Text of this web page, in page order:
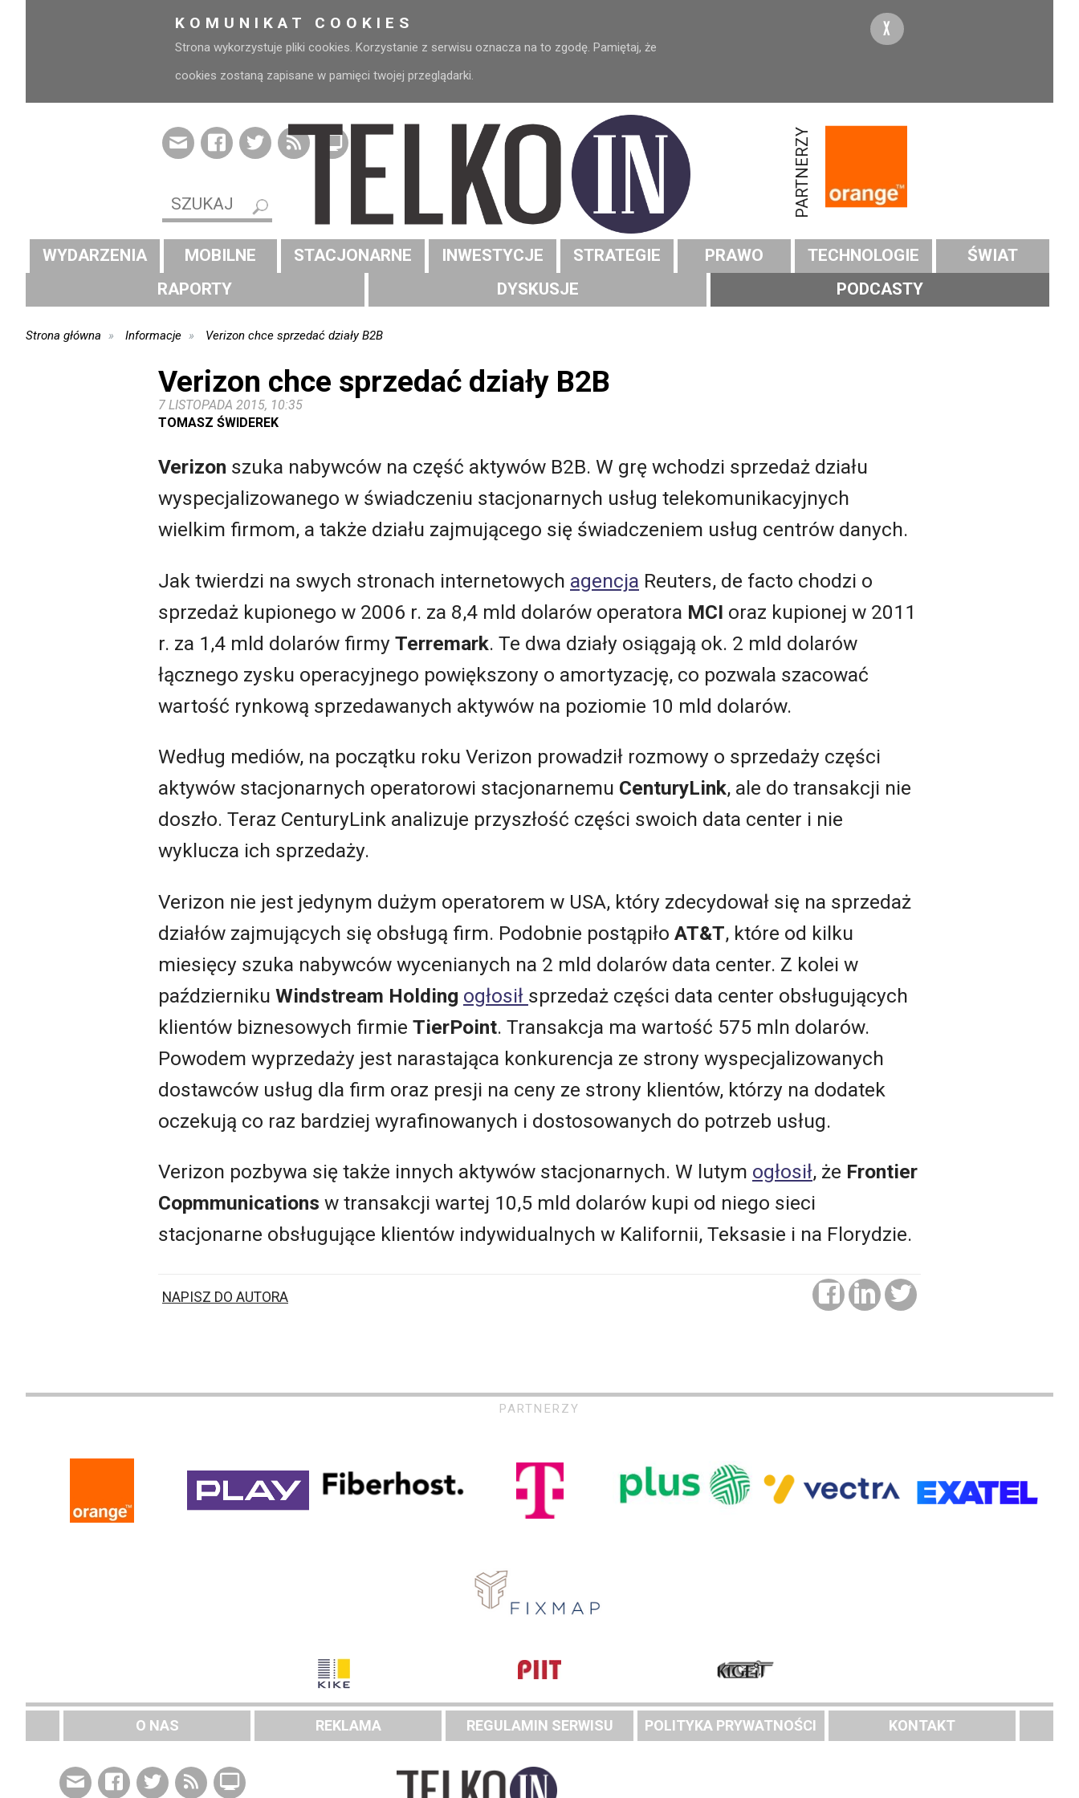
KOMUNIKAT COOKIES
Strona wykorzystuje pliki cookies. Korzystanie z serwisu oznacza na to zgodę. Pamiętaj, że
cookies zostaną zapisane w pamięci twojej przeglądarki.
X
PARTNERZY
WYDARZENIA MOBILNE STACJONARNE INWESTYCJE STRATEGIE PRAWO TECHNOLOGIE
ŚWIAT
RAPORTY
DYSKUSJE PODCASTY
Strona główna Informacje Verizon chce sprzedać działy B2B
Verizon chce sprzedać działy B2B
7 LISTOPADA 2015, 10:35
TOMASZ ŚWIDEREK
Verizon szuka nabywców na część aktywów B2B. W grę wchodzi sprzedaż działu
wyspecjalizowanego w świadczeniu stacjonarnych usług telekomunikacyjnych
wielkim firmom, a także działu zajmującego się świadczeniem usług centrów danych.
Jak twierdzi na swych stronach internetowych agencja Reuters, de facto chodzi o
sprzedaż kupionego w 2006 r. za 8,4 mld dolarów operatora MCI oraz kupionej w 2011
r. za 1,4 mld dolarów firmy Terremark. Te dwa działy osiągają ok. 2 mld dolarów
łącznego zysku operacyjnego powiększony o amortyzację, co pozwala szacować
wartość rynkową sprzedawanych aktywów na poziomie 10 mld dolarów.
Według mediów, na początku roku Verizon prowadził rozmowy o sprzedaży części
aktywów stacjonarnych operatorowi stacjonarnemu CenturyLink, ale do transakcji nie
doszło. Teraz CenturyLink analizuje przyszłość części swoich data center i nie
wyklucza ich sprzedaży.
Verizon nie jest jedynym dużym operatorem w USA, który zdecydował się na sprzedaż
działów zajmujących się obsługą firm. Podobnie postąpiło AT&T, które od kilku
miesięcy szuka nabywców wycenianych na 2 mld dolarów data center. Z kolei w
październiku Windstream Holding ogłosił sprzedaż części data center obsługujących
klientów biznesowych firmie TierPoint. Transakcja ma wartość 575 mln dolarów.
Powodem wyprzedaży jest narastająca konkurencja ze strony wyspecjalizowanych
dostawców usług dla firm oraz presji na ceny ze strony klientów, którzy na dodatek
oczekują co raz bardziej wyrafinowanych i dostosowanych do potrzeb usług.
Verizon pozbywa się także innych aktywów stacjonarnych. W lutym ogłosił, że Frontier
Copmmunications w transakcji wartej 10,5 mld dolarów kupi od niego sieci
stacjonarne obsługujące klientów indywidualnych w Kalifornii, Teksasie i na Florydzie.
NAPISZ DO AUTORA
PARTNERZY
O NAS REKLAMA REGULAMIN SERWISU POLITYKA PRYWATNOŚCI KONTAKT